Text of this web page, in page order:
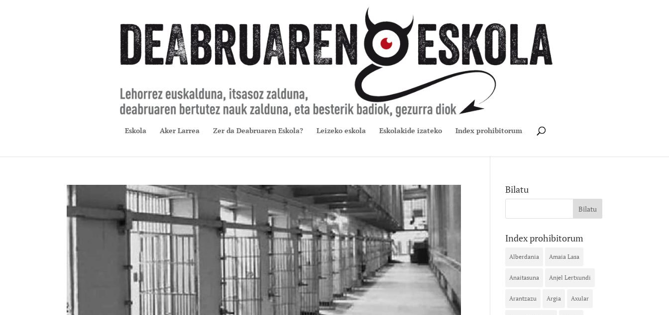
Eskola Aker Larrea Zer da Deabruaren Eskola? Leizeko eskola Eskolakide izateko Index prohibitorum
Bilatu
Index prohibitorum
Alberdania Amaia Lasa
Anaitasuna Anjel Lertxundi
Arantzazu Argia Axular